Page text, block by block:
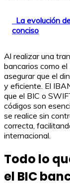
La evolución
conciso
Al realizar una
bancarios como
asegurar que el
y eficiente. El
que el BIC o
códigos son
se realice sin
correcta,
internacional.
Todo lo
el BIC